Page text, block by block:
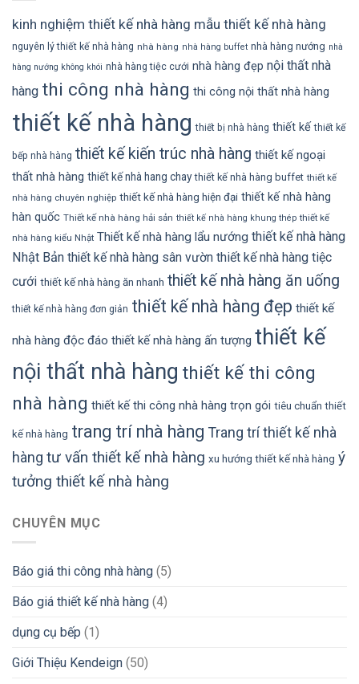
kinh nghiệm thiết kế nhà hàng mẫu thiết kế nhà hàng
nguyên lý thiết kế nhà hàng nhà hàng nhà hàng buffet nhà hàng nướng nhà
hàng nướng không khói nhà hàng tiệc cưới nhà hàng đẹp nội thất nhà
hàng thi công nhà hàng thi công nội thất nhà hàng
thiết kế nhà hàng thiết bị nhà hàng thiết kế thiết kế
bếp nhà hàng thiết kế kiến trúc nhà hàng thiết kế ngoại
thất nhà hàng thiết kế nhà hang chay thiết kế nhà hàng buffet thiết kế
nhà hàng chuyên nghiệp thiết kế nhà hàng hiện đại thiết kế nhà hàng
hàn quốc Thiết kế nhà hàng hải sản thiết kế nhà hàng khung thép thiết kế
nhà hàng kiểu Nhật Thiết kế nhà hàng lẩu nướng thiết kế nhà hàng
Nhật Bản thiết kế nhà hàng sân vườn thiết kế nhà hàng tiệc
cưới thiết kế nhà hàng ăn nhanh thiết kế nhà hàng ăn uống
thiết kế nhà hàng đơn giản thiết kế nhà hàng đẹp thiết kế
nhà hàng độc đáo thiết kế nhà hàng ấn tượng thiết kế
nội thất nhà hàng thiết kế thi công
nhà hàng thiết kế thi công nhà hàng trọn gói tiêu chuẩn thiết
kế nhà hàng trang trí nhà hàng Trang trí thiết kế nhà
hàng tư vấn thiết kế nhà hàng xu hướng thiết kế nhà hàng ý
tưởng thiết kế nhà hàng
CHUYÊN MỤC
Báo giá thi công nhà hàng (5)
Báo giá thiết kế nhà hàng (4)
dụng cụ bếp (1)
Giới Thiệu Kendeign (50)